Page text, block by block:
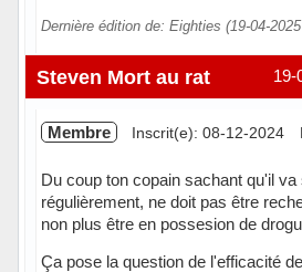
Dernière édition de: Eighties (19-04-
Hors ligne 19-
Steven Mort au rat
Membre Inscrit(e): 08-12-2024
Du coup ton copain sachant qu'il
régulièrement, ne doit pas être
non plus être en possesion de
Ça pose la question de l'efficacité